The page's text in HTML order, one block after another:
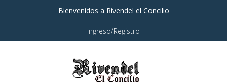
Bienvenidos a Rivendel el Concilio
Ingreso/Registro